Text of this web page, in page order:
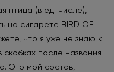
птица (в ед. числе),
на сигарете BIRD OF
что я уже не знаю к
скобках после названия
Это мой состав,